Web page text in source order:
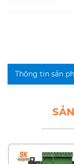
Thông tin sản